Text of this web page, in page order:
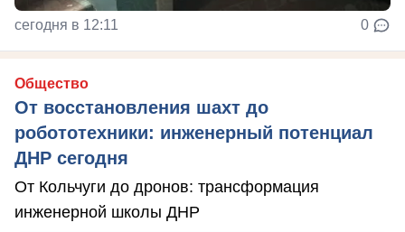
сегодня в 12:11 0
Общество
От восстановления шахт до
робототехники: инженерный потенциал
ДНР сегодня
От Кольчуги до дронов: трансформация
инженерной школы ДНР